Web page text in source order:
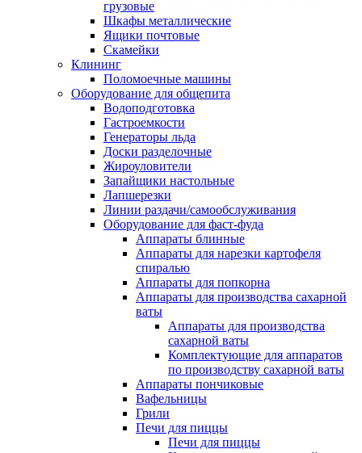
грузовые
Шкафы металлические
Ящики почтовые
Скамейки
Клининг
Поломоечные машины
Оборудование для общепита
Водоподготовка
Гастроемкости
Генераторы льда
Доски разделочные
Жироуловители
Запайщики настольные
Лапшерезки
Линии раздачи/самообслуживания
Оборудование для фаст-фуда
Аппараты блинные
Аппараты для нарезки картофеля
спиралью
Аппараты для попкорна
Аппараты для производства сахарной
ваты
Аппараты для производства
сахарной ваты
Комплектующие для аппаратов
по производству сахарной ваты
Аппараты пончиковые
Вафельницы
Грили
Печи для пиццы
Печи для пиццы